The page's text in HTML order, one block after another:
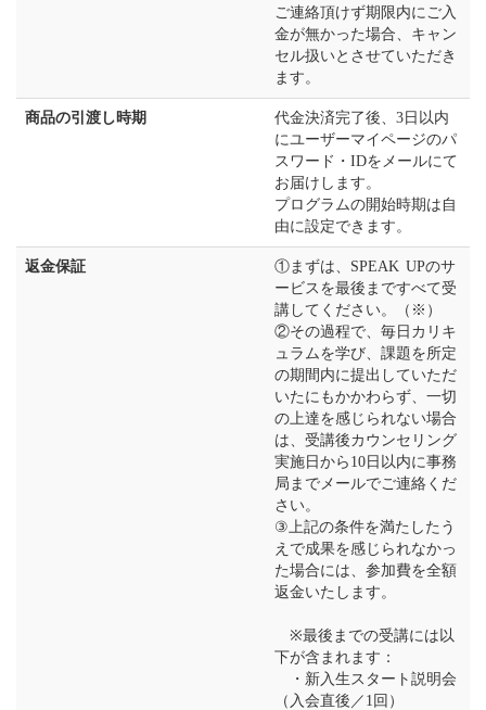
ご連絡頂けず期限内にご入
金が無かった場合、キャン
セル扱いとさせていただき
ます。
商品の引渡し時期
代金決済完了後、3日以内
にユーザーマイページのパ
スワード・IDをメールにて
お届けします。
プログラムの開始時期は自
由に設定できます。
返金保証
①まずは、SPEAK UPのサ
ービスを最後まですべて受
講してください。（※）
②その過程で、毎日カリキ
ュラムを学び、課題を所定
の期間内に提出していただ
いたにもかかわらず、一切
の上達を感じられない場合
は、受講後カウンセリング
実施日から10日以内に事務
局までメールでご連絡くだ
さい。
③上記の条件を満たしたう
えで成果を感じられなかっ
た場合には、参加費を全額
返金いたします。
※最後までの受講には以
下が含まれます：
・新入生スタート説明会
（入会直後／1回）